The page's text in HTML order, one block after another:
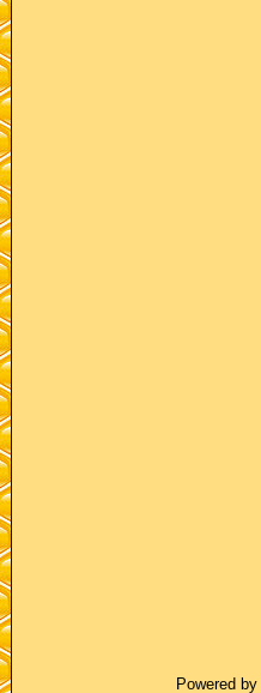
Powered by